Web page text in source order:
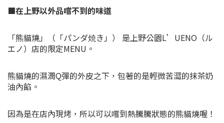
■在上野以外品嚐不到的味道
「熊貓燒」（「パンダ焼き」） 是上野公園L’UENO（ル
エノ）店的限定MENU。
熊貓燒的濕潤Q彈的外皮之下，包著的是輕微苦澀的抹茶奶
油內餡。
因為是在店內現烤，所以可以嚐到熱騰騰狀態的熊貓燒喔！